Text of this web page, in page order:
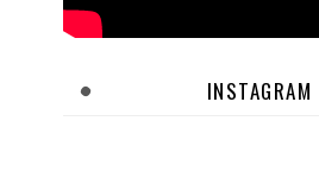
INSTAGRAM